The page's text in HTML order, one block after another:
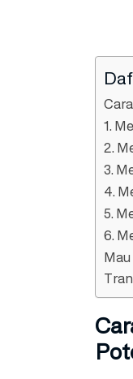
1.
2.
3.
4.
5.
6.